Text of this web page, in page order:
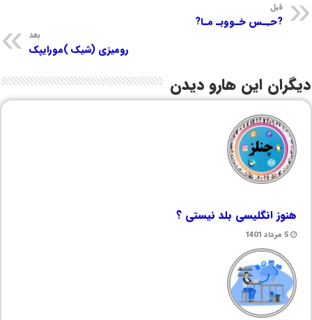
قبل
?حـِـس خـووبـ مـا?
بعد
رومیزی (شیک )مورایپک
دیگران این هارو دیدن
هنوز انگلیسی بلد نیستی ؟
5 مرداد 1401